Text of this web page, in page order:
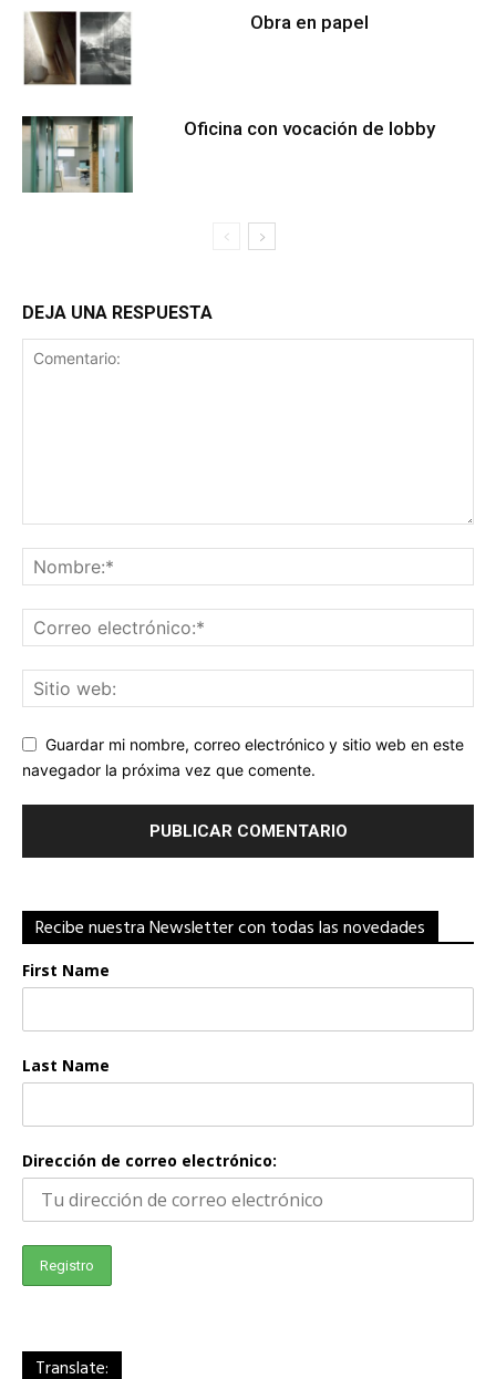
Obra en papel
Oficina con vocación de lobby
DEJA UNA RESPUESTA
Guardar mi nombre, correo electrónico y sitio web en este
navegador la próxima vez que comente.
Recibe nuestra Newsletter con todas las novedades
First Name
Last Name
Dirección de correo electrónico:
Translate: